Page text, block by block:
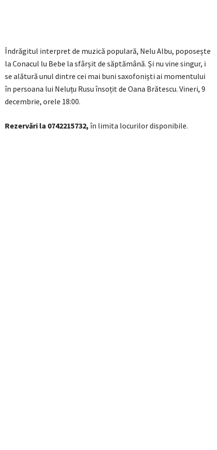
Îndrăgitul interpret de muzică populară, Nelu Albu, poposește
la Conacul lu Bebe la sfârșit de săptămână. Și nu vine singur, i
se alătură unul dintre cei mai buni saxofoniști ai momentului
în persoana lui Neluțu Rusu însoțit de Oana Brătescu. Vineri, 9
decembrie, orele 18:00.
Rezervări la 0742215732, în limita locurilor disponibile.